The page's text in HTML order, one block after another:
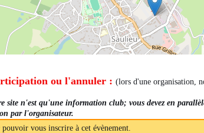
ou l'annuler : (lors d'une organisation,
n'est qu'une information club; vous devez en
par l'organisateur.
vous inscrire à cet évènement.